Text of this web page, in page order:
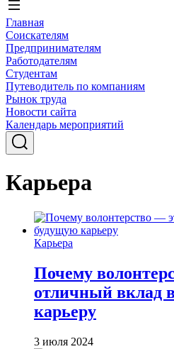
Главная
Соискателям
Предпринимателям
Работодателям
Студентам
Путеводитель по компаниям
Рынок труда
Новости сайта
Календарь мероприятий
Карьера
Карьера
Почему
отличный вклад
карьеру
3 июля 2024